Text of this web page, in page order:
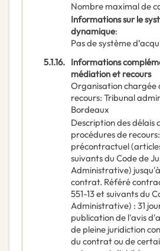
Nombre maximal de
Informations sur le
dynamique:
Pas de système
5.1.16. Informations
médiation et recours
Organisation chargée
recours: Tribunal
Bordeaux
Description des délais
procédures de recours:
précontractuel
suivants du Code de
Administrative)
contrat. Référé
551-13 et suivants du
Administrative) : 31
publication de l'avis
de pleine juridiction
du contrat ou de